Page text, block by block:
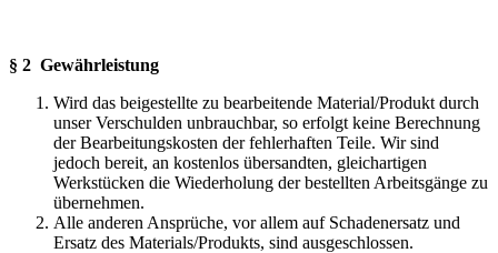
§ 2 Gewährleistung
Wird das beigestellte zu bearbeitende Material/Produkt durch
unser Verschulden unbrauchbar, so erfolgt keine Berechnung
der Bearbeitungskosten der fehlerhaften Teile. Wir sind
jedoch bereit, an kostenlos übersandten, gleichartigen
Werkstücken die Wiederholung der bestellten Arbeitsgänge zu
übernehmen.
Alle anderen Ansprüche, vor allem auf Schadenersatz und
Ersatz des Materials/Produkts, sind ausgeschlossen.